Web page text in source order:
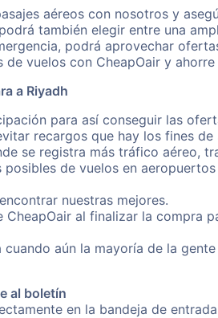
aéreos con nosotros y
también elegir entre una
podrá aprovechar
vuelos con CheapOair y
a Riyadh
para así conseguir las
recargos que hay los fines de
se registra más tráfico aéreo,
de vuelos en
nuestras mejores.
al finalizar la compra
aún la mayoría de la
al boletín
en la bandeja de